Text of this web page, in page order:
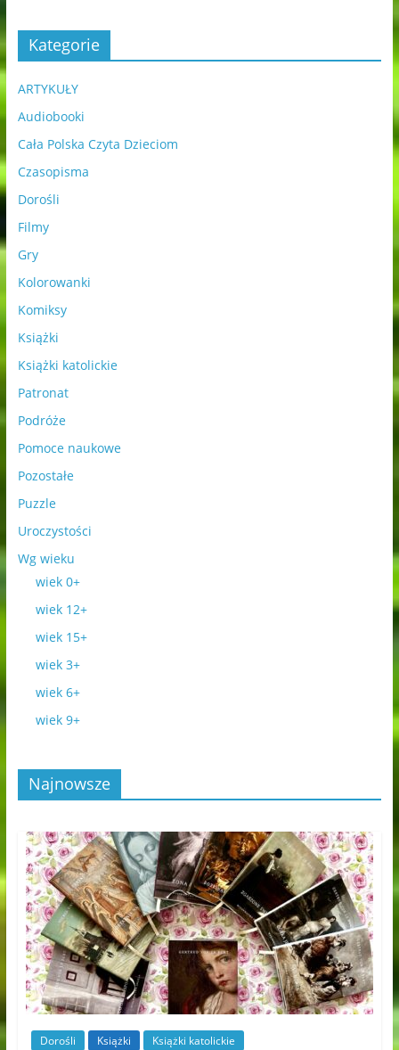
Kategorie
ARTYKUŁY
Audiobooki
Cała Polska Czyta Dzieciom
Czasopisma
Dorośli
Filmy
Gry
Kolorowanki
Komiksy
Książki
Książki katolickie
Patronat
Podróże
Pomoce naukowe
Pozostałe
Puzzle
Uroczystości
Wg wieku
wiek 0+
wiek 12+
wiek 15+
wiek 3+
wiek 6+
wiek 9+
Najnowsze
Dorośli Książki Książki katolickie